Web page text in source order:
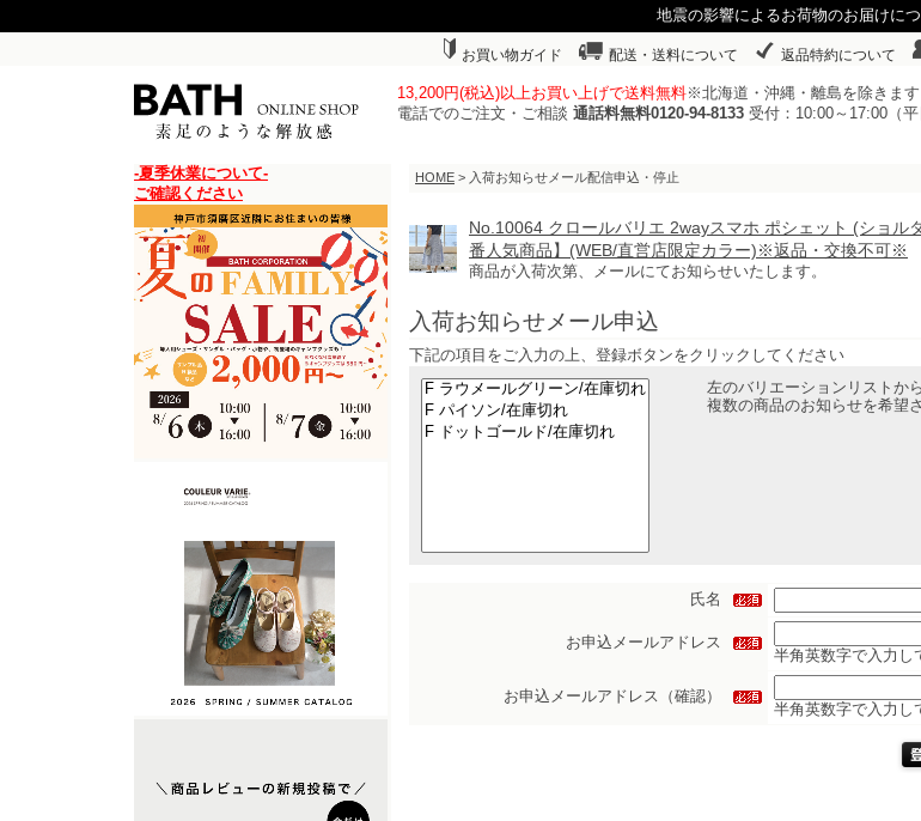
地震の影響によるお荷物のお届けに
お買い物ガイド 配送・送料について 返品特約について
13,200円(税込)以上お買い上げで送料無料※北海道・沖縄・離島を除きます
電話でのご注文・ご相談 通話料無料0120-94-8133 受付：10:00～17:00（平
-夏季休業について-
ご確認ください
HOME > 入荷お知らせメール配信申込・停止
No.10064 クロールバリエ 2wayスマホ ポシェット (ショ
番人気商品】(WEB/直営店限定カラー)※返品・交換不可※
商品が入荷次第、メールにてお知らせいたします。
入荷お知らせメール申込
下記の項目をご入力の上、登録ボタンをクリックしてください
左のバリエーションリストか
複数の商品のお知らせを希望
氏名
お申込メールアドレス
半角英数字で入力し
お申込メールアドレス（確認）
半角英数字で入力し